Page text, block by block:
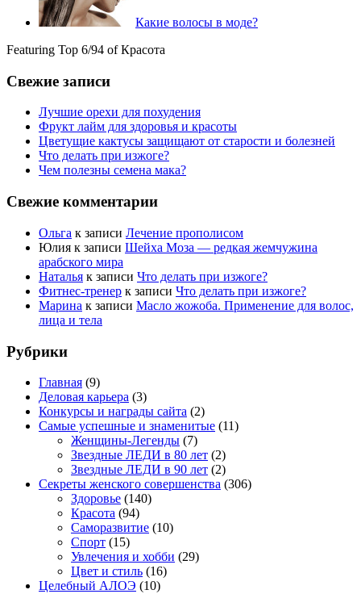
Какие волосы в моде?
Featuring Top 6/94 of Красота
Свежие записи
Лучшие орехи для похудения
Фрукт лайм для здоровья и красоты
Цветущие кактусы защищают от старости и болезней
Что делать при изжоге?
Чем полезны семена мака?
Свежие комментарии
Ольга к записи Лечение прополисом
Юлия к записи Шейха Моза — редкая жемчужина
арабского мира
Наталья к записи Что делать при изжоге?
Фитнес-тренер к записи Что делать при изжоге?
Марина к записи Масло жожоба. Применение для волос,
лица и тела
Рубрики
Главная (9)
Деловая карьера (3)
Конкурсы и награды сайта (2)
Самые успешные и знаменитые (11)
Женщины-Легенды (7)
Звездные ЛЕДИ в 80 лет (2)
Звездные ЛЕДИ в 90 лет (2)
Секреты женского совершенства (306)
Здоровье (140)
Красота (94)
Саморазвитие (10)
Спорт (15)
Увлечения и хобби (29)
Цвет и стиль (16)
Целебный АЛОЭ (10)